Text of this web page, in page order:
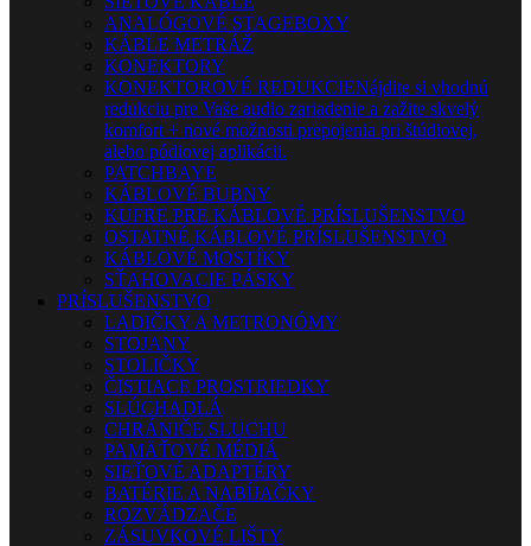
ANALÓGOVÉ STAGEBOXY
KÁBLE METRÁŽ
KONEKTORY
KONEKTOROVÉ REDUKCIENájdite si vhodnú
redukciu pre Vaše audio zariadenie a zažite skvelý
komfort + nové možnosti prepojenia pri štúdiovej,
alebo pódiovej aplikácii.
PATCHBAYE
KÁBLOVÉ BUBNY
KUFRE PRE KÁBLOVÉ PRÍSLUŠENSTVO
OSTATNÉ KÁBLOVÉ PRÍSLUŠENSTVO
KÁBLOVÉ MOSTÍKY
SŤAHOVACIE PÁSKY
PRÍSLUŠENSTVO
LADIČKY A METRONÓMY
STOJANY
STOLIČKY
ČISTIACE PROSTRIEDKY
SLÚCHADLÁ
CHRÁNIČE SLUCHU
PAMÄŤOVÉ MÉDIÁ
SIEŤOVÉ ADAPTÉRY
BATÉRIE A NABÍJAČKY
ROZVÁDZAČE
ZÁSUVKOVÉ LIŠTY